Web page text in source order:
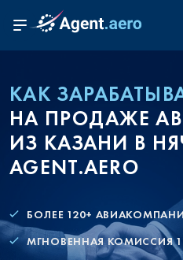
КАК
НА ПРОДАЖЕ
ИЗ КАЗАНИ В
AGENT.AERO
БОЛЕЕ 120+
МГНОВЕННАЯ КОМИССИЯ